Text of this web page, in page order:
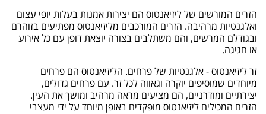
הזרים המורשים של ליזיאנטוס הם יצירות אמנות בעלות יופי עצום
ואלגנטיות מרהיבה. הזרים המורכבים מליזיאנטוס מפתיעים בזוהרם
ובגודלם המרשים, והם משתלבים בצורה יוצאת דופן עם כל אירוע
או חגיגה.
זר ליזיאנטוס - אלגנטיות של פרחים. הליזיאנטוס הם פרחים
מיוחדים שמוסיפים יוקרה וגאווה לכל זר. עם פרחים גדולים,
יצירתיים ומודרניים, הם מציעים מראה מרהיב ומושך את העין.
הזרים המכילים ליזיאנטוס מופקדים באופן מיוחד על ידי מעצבי